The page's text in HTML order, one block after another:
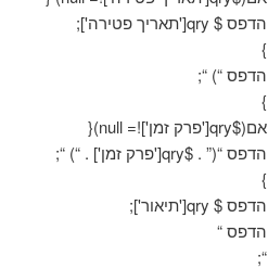
הדפס $ qry['תאריך פטירה'];
}
הדפס “) “;
}
אם($qry['פרק זמן']!= null){
הדפס “(” . $qry['פרק זמן'] . “) “;
}
הדפס $ qry['תיאור'];
הדפס “
“;